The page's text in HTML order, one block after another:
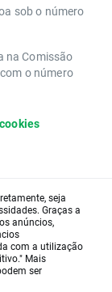
sob o número
na Comissão
o número
seja
Graças a
anúncios,
com a utilização
Mais
ser